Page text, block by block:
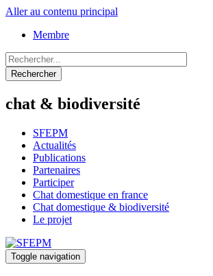
Aller au contenu principal
Membre
Rechercher
chat & biodiversité
SFEPM
Actualités
Publications
Partenaires
Participer
Chat domestique en france
Chat domestique & biodiversité
Le projet
Toggle navigation